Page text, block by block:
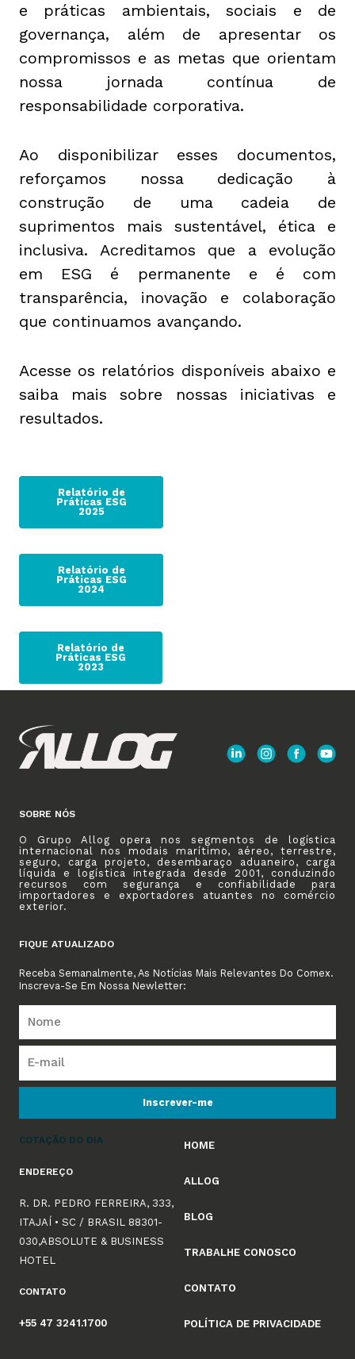
e práticas ambientais, sociais e de
governança, além de apresentar os
compromissos e as metas que orientam
nossa jornada contínua de
responsabilidade corporativa.
Ao disponibilizar esses documentos,
reforçamos nossa dedicação à
construção de uma cadeia de
suprimentos mais sustentável, ética e
inclusiva. Acreditamos que a evolução
em ESG é permanente e é com
transparência, inovação e colaboração
que continuamos avançando.
Acesse os relatórios disponíveis abaixo e
saiba mais sobre nossas iniciativas e
resultados.
Relatório de
Práticas ESG
2025
Relatório de
Práticas ESG
2024
Relatório de
Práticas ESG
2023
SOBRE NÓS
O Grupo Allog opera nos segmentos de logística
internacional nos modais marítimo, aéreo, terrestre,
seguro, carga projeto, desembaraço aduaneiro, carga
líquida e logística integrada desde 2001, conduzindo
recursos com segurança e confiabilidade para
importadores e exportadores atuantes no comércio
exterior.
FIQUE ATUALIZADO
Receba Semanalmente, As Notícias Mais Relevantes Do Comex.
Inscreva-Se Em Nossa Newletter:
Inscrever-me
COTAÇÃO DO DIA
ENDEREÇO
R. DR. PEDRO FERREIRA, 333,
ITAJAÍ • SC / BRASIL 88301-
030,ABSOLUTE & BUSINESS
HOTEL
CONTATO
+55 47 3241.1700
HOME
ALLOG
BLOG
TRABALHE CONOSCO
CONTATO
POLÍTICA DE PRIVACIDADE